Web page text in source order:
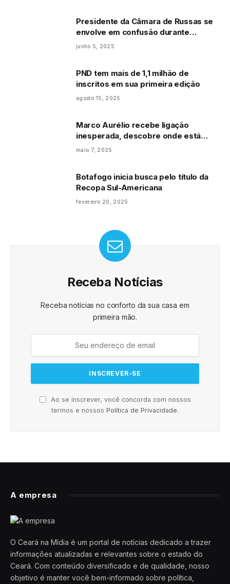
Presidente da Câmara de Russas se
envolve em confusão durante
audiência e ataca secretária de
junho 5, 2025
PND tem mais de 1,1 milhão de
inscritos em sua primeira edição
agosto 15, 2025
Marco Aurélio recebe ligação
inesperada, descobre onde está
seus dólares e recupera o dinheiro
maio 7, 2025
Botafogo inicia busca pelo título da
Recopa Sul-Americana
fevereiro 20, 2025
Receba Notícias
Receba notícias no conforto da sua casa em
primeira mão.
Ao se inscrever, você concorda com nossos
termos e nossos Política de Privacidade.
A empresa
O Ceará na Mídia é um portal de notícias dedicado a trazer
informações atualizadas e relevantes sobre o estado do
Ceará. Com conteúdo diversificado e de qualidade, nosso
objetivo é manter você bem-informado sobre política,